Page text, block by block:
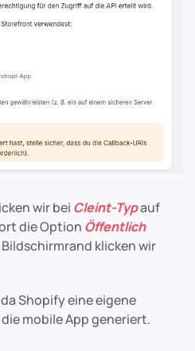
wir bei Cleint-Typauf
die Option Öffentlich
Bildschirmrand klicken wir
Shopify eine eigene
mobile App generiert.